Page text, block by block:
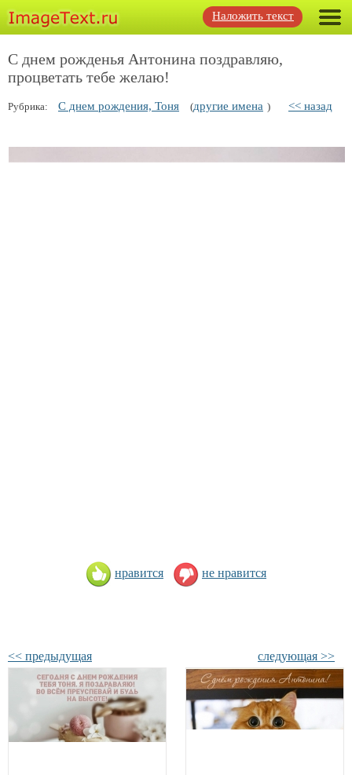
Наложить текст
С днем рожденья Антонина поздравляю,
процветать тебе желаю!
Рубрика: С днем рождения, Тоня (другие имена ) << назад
нравится не нравится
<< предыдущая следующая >>